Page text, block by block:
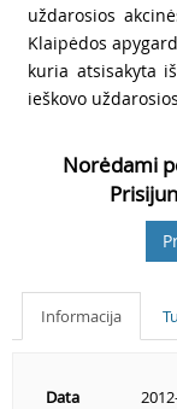
uždarosios
Klaipėdos
kuria atsisakyta
ieškovo
Norėdami
Informacija
Data